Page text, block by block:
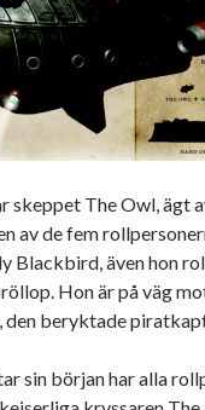
skeppet The Owl, ägt
av de fem
Blackbird, även hon
Hon är på väg
den beryktade
sin början har alla